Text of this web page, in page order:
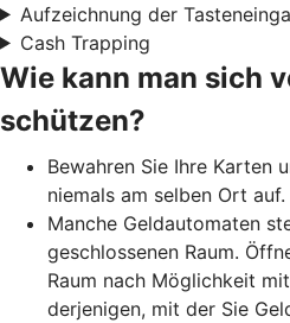
Aufzeichnung der
Cash Trapping
Wie kann man sich
schützen?
Bewahren Sie Ihre Karten
niemals am selben Ort auf.
Manche Geldautomaten
geschlossenen Raum.
Raum nach Möglichkeit
derjenigen, mit der Sie